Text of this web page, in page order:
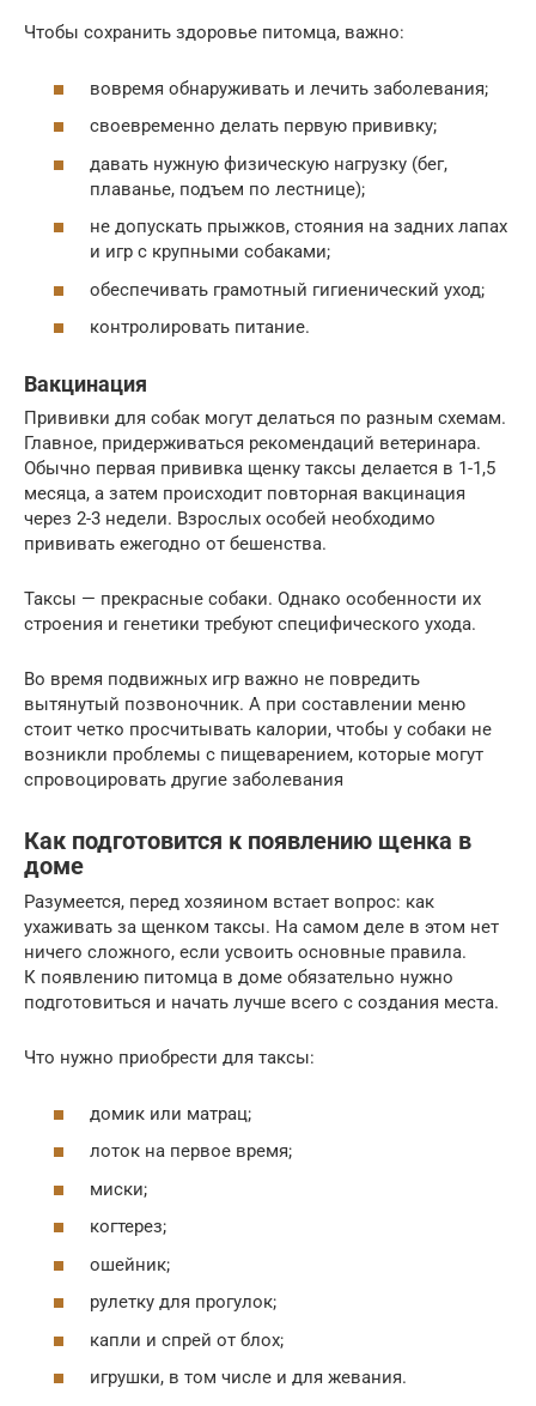
Чтобы сохранить здоровье питомца, важно:
вовремя обнаруживать и лечить заболевания;
своевременно делать первую прививку;
давать нужную физическую нагрузку (бег,
плаванье, подъем по лестнице);
не допускать прыжков, стояния на задних лапах
и игр с крупными собаками;
обеспечивать грамотный гигиенический уход;
контролировать питание.
Вакцинация
Прививки для собак могут делаться по разным схемам.
Главное, придерживаться рекомендаций ветеринара.
Обычно первая прививка щенку таксы делается в 1-1,5
месяца, а затем происходит повторная вакцинация
через 2-3 недели. Взрослых особей необходимо
прививать ежегодно от бешенства.
Таксы — прекрасные собаки. Однако особенности их
строения и генетики требуют специфического ухода.
Во время подвижных игр важно не повредить
вытянутый позвоночник. А при составлении меню
стоит четко просчитывать калории, чтобы у собаки не
возникли проблемы с пищеварением, которые могут
спровоцировать другие заболевания
Как подготовится к появлению щенка в
доме
Разумеется, перед хозяином встает вопрос: как
ухаживать за щенком таксы. На самом деле в этом нет
ничего сложного, если усвоить основные правила.
К появлению питомца в доме обязательно нужно
подготовиться и начать лучше всего с создания места.
Что нужно приобрести для таксы:
домик или матрац;
лоток на первое время;
миски;
когтерез;
ошейник;
рулетку для прогулок;
капли и спрей от блох;
игрушки, в том числе и для жевания.